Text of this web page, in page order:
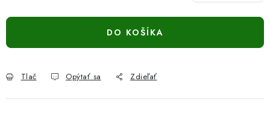
DO KOŠÍKA
Tlač Opýtať sa Zdieľať